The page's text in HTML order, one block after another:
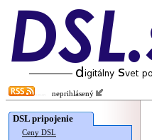
neprihlásený
DSL pripojenie
Ceny DSL